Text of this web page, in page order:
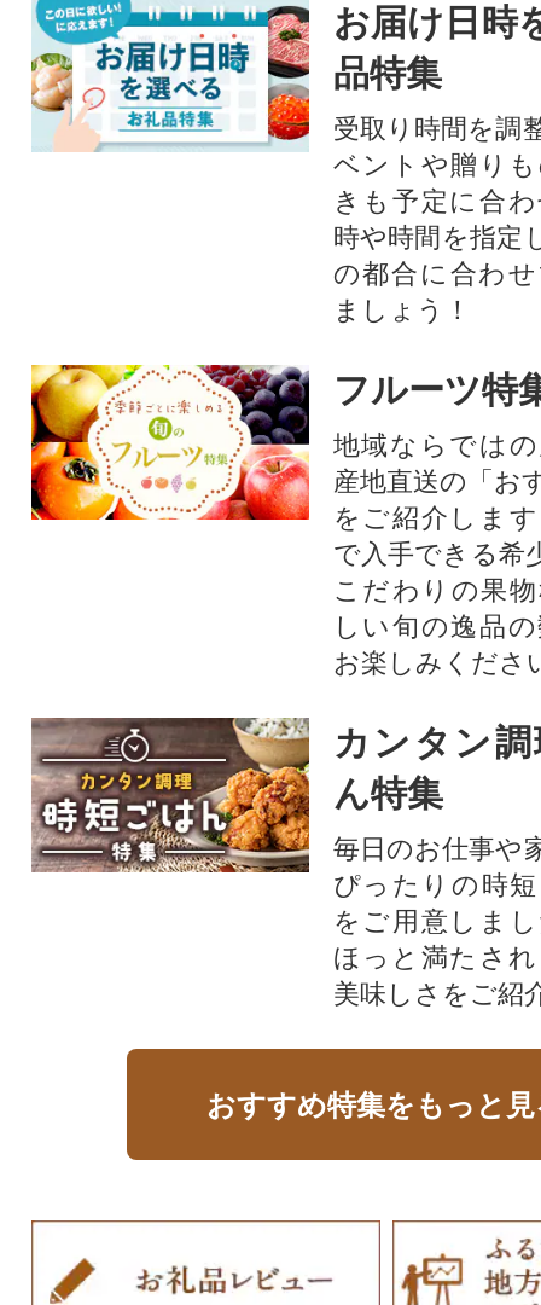
お届け日時
品特集
受取り時間を調
ベントや贈り
きも予定に合
時や時間を指定
の都合に合わ
ましょう！
フルーツ特
地域ならでは
産地直送の「お
をご紹介しま
で入手できる希
こだわりの果
しい旬の逸品
お楽しみくださ
カンタン
ん特集
毎日のお仕事や
ぴったりの時
をご用意しま
ほっと満たさ
美味しさをご紹
おすすめ特集をもっと